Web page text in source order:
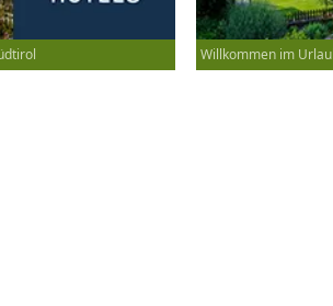
Willkommen im